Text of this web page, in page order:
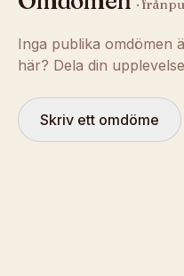
· från
Inga publika omdömen
här? Dela din
Skriv ett omdöme